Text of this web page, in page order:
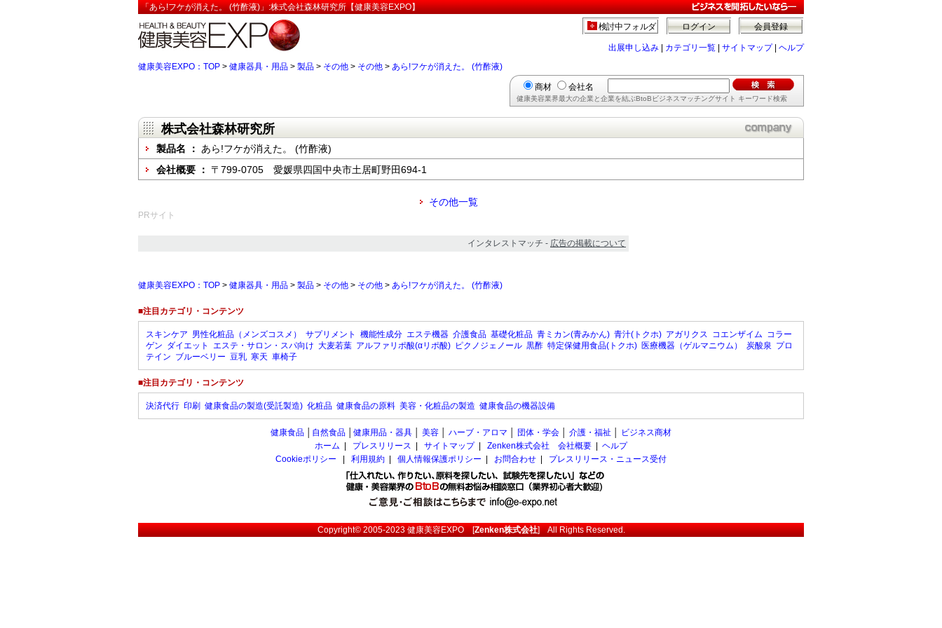
「あら!フケが消えた。 (竹酢液)」:株式会社森林研究所【健康美容EXPO】
会員登録
ログイン
検討中フォルダ
出展申し込み カテゴリ一覧 サイトマップ| ヘルプ
健康美容EXPO：TOP > 健康器具・用品 > 製品 > その他 > その他 > あら!フケが消えた。 (竹酢液)
商材 会社名
健康美容業界最大の企業と企業を結ぶBtoBビジネスマッチングサイト キーワード検索
株式会社森林研究所
製品名 ： あら!フケが消えた。 (竹酢液)
会社概要 ： 〒799-0705 愛媛県四国中央市土居町野田694-1
その他一覧
PRサイト
インタレストマッチ - 広告の掲載について
健康美容EXPO：TOP > 健康器具・用品 > 製品 > その他 > その他 > あら!フケが消えた。 (竹酢液)
■注目カテゴリ・コンテンツ
スキンケア 男性化粧品（メンズコスメ） サプリメント 機能性成分 エステ機器 介護食品 基礎化粧品 青ミカン(青みかん) 青汁(トクホ) アガリクス コエンザイム コラー
ゲン ダイエット エステ・サロン・スパ向け 大麦若葉 アルファリポ酸(αリポ酸) ピクノジェノール 黒酢 特定保健用食品(トクホ) 医療機器（ゲルマニウム） 炭酸泉 プロ
テイン ブルーベリー 豆乳 寒天 車椅子
■注目カテゴリ・コンテンツ
決済代行 印刷 健康食品の製造(受託製造) 化粧品 健康食品の原料 美容・化粧品の製造 健康食品の機器設備
健康食品 自然食品 健康用品・器具 美容 ハーブ・アロマ 団体・学会 介護・福祉
ビジネス商材
ホーム
プレスリリース サイトマップ| Zenken株式会社 会社概要
ヘルプ
Cookieポリシー
利用規約 個人情報保護ポリシー お問合わせ プレスリリース・ニュース受付
Copyright© 2005-2023健康美容EXPO[Zenken株式会社] All Rights Reserved.